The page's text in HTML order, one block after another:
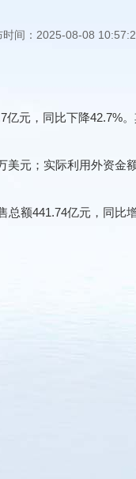
时间：2025-08-08
，同比下降42.7%。
；实际利用外资金额
额441.74亿元，同比增